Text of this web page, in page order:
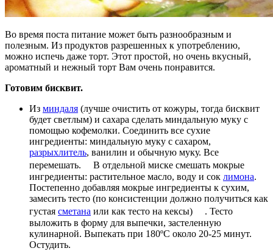
Во время поста питание может быть разнообразным и
полезным. Из продуктов разрешенных к употреблению,
можно испечь даже торт. Этот простой, но очень вкусный,
ароматный и нежный торт Вам очень понравится.
Готовим бисквит.
Из миндаля (лучше очистить от кожуры, тогда бисквит
будет светлым) и сахара сделать миндальную муку с
помощью кофемолки. Соединить все сухие
ингредиенты: миндальную муку с сахаром,
разрыхлитель, ванилин и обычную муку. Все
перемешать. В отдельной миске смешать мокрые
ингредиенты: растительное масло, воду и сок лимона.
Постепенно добавляя мокрые ингредиенты к сухим,
замесить тесто (по консистенции должно получиться как
густая сметана или как тесто на кексы) . Тесто
выложить в форму для выпечки, застеленную
кулинарной. Выпекать при 180ºС около 20-25 минут.
Остудить.